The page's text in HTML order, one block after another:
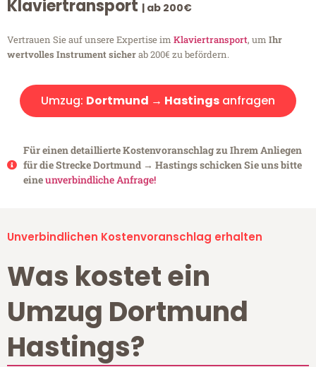
Klaviertransport | ab 200€
Vertrauen Sie auf unsere Expertise im Klaviertransport, um Ihr
wertvolles Instrument sicherab 200€ zu befördern.
Umzug: Dortmund → Hastings anfragen
Für einen detaillierte Kostenvoranschlag zu Ihrem Anliegen
für die Strecke Dortmund → Hastings schicken Sie uns bitte
eineunverbindliche Anfrage!
Unverbindlichen Kostenvoranschlag erhalten
Was kostet ein
Umzug Dortmund
Hastings?